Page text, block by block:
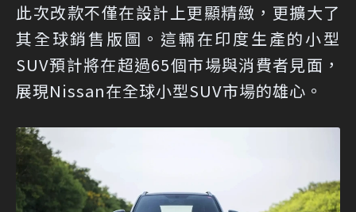
此次改款不僅在設計上更顯精緻，更擴大了
其全球銷售版圖。這輛在印度生產的小型
SUV預計將在超過65個市場與消費者見面，
展現Nissan在全球小型SUV市場的雄心。